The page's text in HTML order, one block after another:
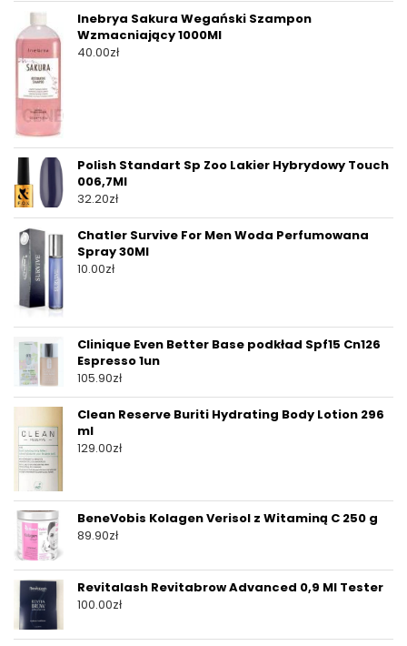
Inebrya Sakura Wegański Szampon
Wzmacniający 1000Ml
40.00zł
Polish Standart Sp Zoo Lakier Hybrydowy Touch
006,7Ml
32.20zł
Chatler Survive For Men Woda Perfumowana
Spray 30Ml
10.00zł
Clinique Even Better Base podkład Spf15 Cn126
Espresso 1un
105.90zł
Clean Reserve Buriti Hydrating Body Lotion 296
ml
129.00zł
BeneVobis Kolagen Verisol z Witaminą C 250 g
89.90zł
Revitalash Revitabrow Advanced 0,9 Ml Tester
100.00zł